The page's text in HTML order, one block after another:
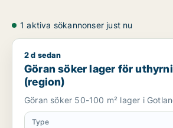
1 aktiva sökannonser just nu
Göran söker lager för uthyrning i
2 d sedan
Göran söker lager för
(region)
Göran söker 50-100 m² lager i
Type